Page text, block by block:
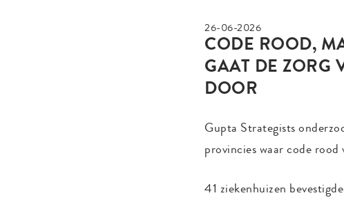
26-06-2026
CODE ROOD,
GAAT DE ZORG
DOOR
Gupta Strategists
provincies waar code rood
41 ziekenhuizen